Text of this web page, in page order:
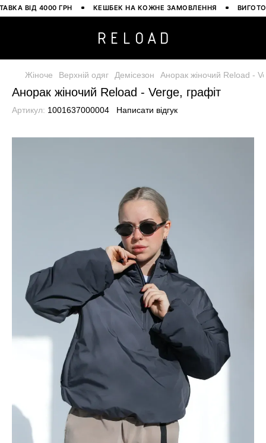
ВІД 4000 ГРН КЕШБЕК НА КОЖНЕ ЗАМОВЛЕННЯ
Жіноче Верхній одяг Демісезон Анорак жіночий Reload -
Анорак жіночий Reload - Verge, графіт
Артикул: 1001637000004 Написати відгук